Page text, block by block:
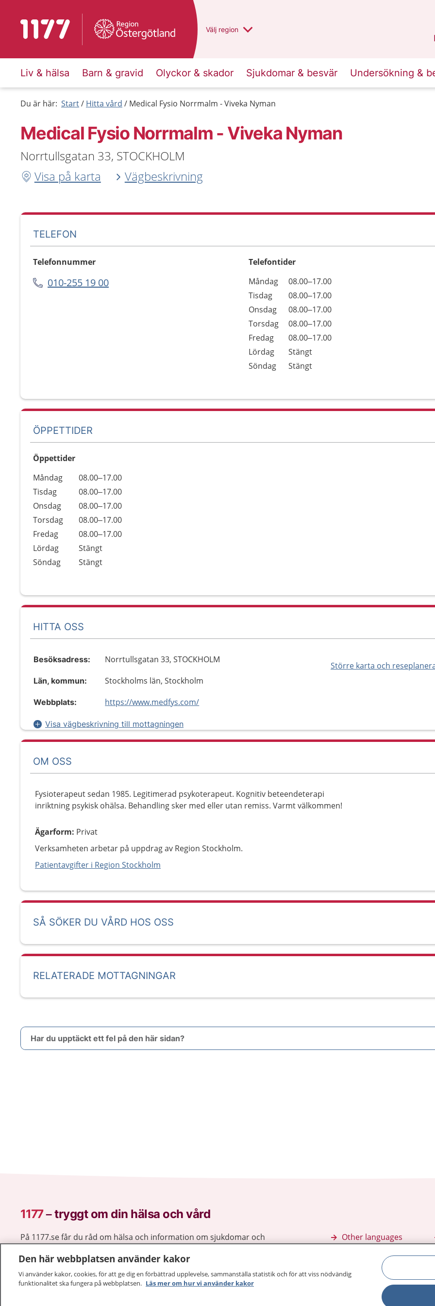
Till startsidan för 1177 Du har valt region
Välj en annan
region
Liv & hälsa Barn & gravid Olyckor & skador Sjukdomar & besvär Undersökning &
Du är här: Start Hitta vård Medical Fysio Norrmalm - Viveka Nyman
Medical Fysio Norrmalm - Viveka Nyman
Norrtullsgatan 33, STOCKHOLM
Visa på karta
Vägbeskrivning
TELEFON
Telefonnummer
010-255 19 00
Telefontider
Dag
Öppettider
Kommentarer
Måndag
08.00–17.00
Tisdag
08.00–17.00
Onsdag
08.00–17.00
Torsdag
08.00–17.00
Fredag
08.00–17.00
Lördag
Stängt
Söndag
Stängt
ÖPPETTIDER
Öppettider
Dag
Öppettider
Kommentarer
Måndag
08.00–17.00
Tisdag
08.00–17.00
Onsdag
08.00–17.00
Torsdag
08.00–17.00
Fredag
08.00–17.00
Lördag
Stängt
Söndag
Stängt
HITTA OSS
Större karta och
Besöksadress: Norrtullsgatan 33, STOCKHOLM
Län, kommun: Stockholms län, Stockholm
Webbplats: https://www.medfys.com/
Visa vägbeskrivning till mottagningen
OM OSS
Fysioterapeut sedan 1985. Legitimerad psykoterapeut. Kognitiv beteendeterapi
inriktning psykisk ohälsa. Behandling sker med eller utan remiss. Varmt välkommen!
Ägarform: Privat
Verksamheten arbetar på uppdrag av Region Stockholm.
Patientavgifter i Region Stockholm
SÅ SÖKER DU VÅRD HOS OSS
RELATERADE MOTTAGNINGAR
Har du upptäckt ett fel på den här sidan?
1177–tryggt om din hälsa och vård
På 1177.se får du råd om hälsa och information om sjukdomar och
och göra dina vårdärenden. Ring telefonnummer 1177 för
sjukvårdsrådgivning dygnet runt.
1177 ger dig råd när du vill må bättre.
Other languages
Lättläst svenska
Den här webbplatsen använder kakor
Vi använder kakor, cookies, för att ge dig en förbättrad upplevelse, sammanställa statistik och för att viss nödvändig
funktionalitet ska fungera på webbplatsen. Läs mer om hur vi använder kakor